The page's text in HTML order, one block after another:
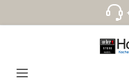
Zum Hauptinhalt